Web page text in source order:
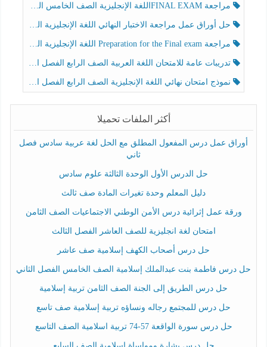
مراجعة FINAL EXAMاللغة الإنجليزية الصف الخامس الفصل الثالث
حل أوراق عمل مراجعة الاختبار النهائي اللغة الإنجليزية الصف الرابع الفصل الثالث
مراجعة Preparation for the Final exam اللغة الإنجليزية الصف الرابع الفصل الثالث
تدريبات عامة للامتحان اللغة العربية الصف الرابع الفصل الثالث
نموذج امتحان نهائي اللغة الإنجليزية الصف الرابع الفصل الثالث
أكثر الملفات تحميلا
أوراق عمل درس المفعول المطلق مع الحل لغة عربية سادس فصل
ثاني
حل الدرس الأول الوحدة الثالثة علوم سادس
دليل المعلم وحدة تغيرات المادة صف ثالث
ورقة عمل إثرائية درس الأمن الوطني الاجتماعيات الصف الثامن
امتحان لغة انجليزية للصف العاشر الفصل الثالث
حل درس أصحاب الكهف إسلامية صف عاشر
حل درس فاطمة بنت عبدالملك إسلامية الصف الخامس الفصل الثاني
حل درس الطريق إلى الجنة الصف الثامن تربية إسلامية
حل درس للمجتمع رجاله ونساؤه تربية إسلامية صف تاسع
حل درس سورة الواقعة 57-74 تربية اسلامية الصف التاسع